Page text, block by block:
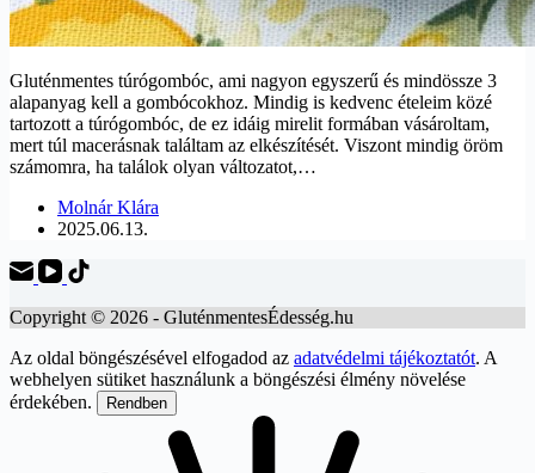
Gluténmentes túrógombóc, ami nagyon egyszerű és mindössze 3
alapanyag kell a gombócokhoz. Mindig is kedvenc ételeim közé
tartozott a túrógombóc, de ez idáig mirelit formában vásároltam,
mert túl macerásnak találtam az elkészítését. Viszont mindig öröm
számomra, ha találok olyan változatot,…
Molnár Klára
2025.06.13.
Copyright © 2026 - GluténmentesÉdesség.hu
Az oldal böngészésével elfogadod az adatvédelmi tájékoztatót. A
webhelyen sütiket használunk a böngészési élmény növelése
érdekében.
Rendben